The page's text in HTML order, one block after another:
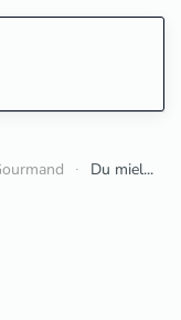
Du miel...